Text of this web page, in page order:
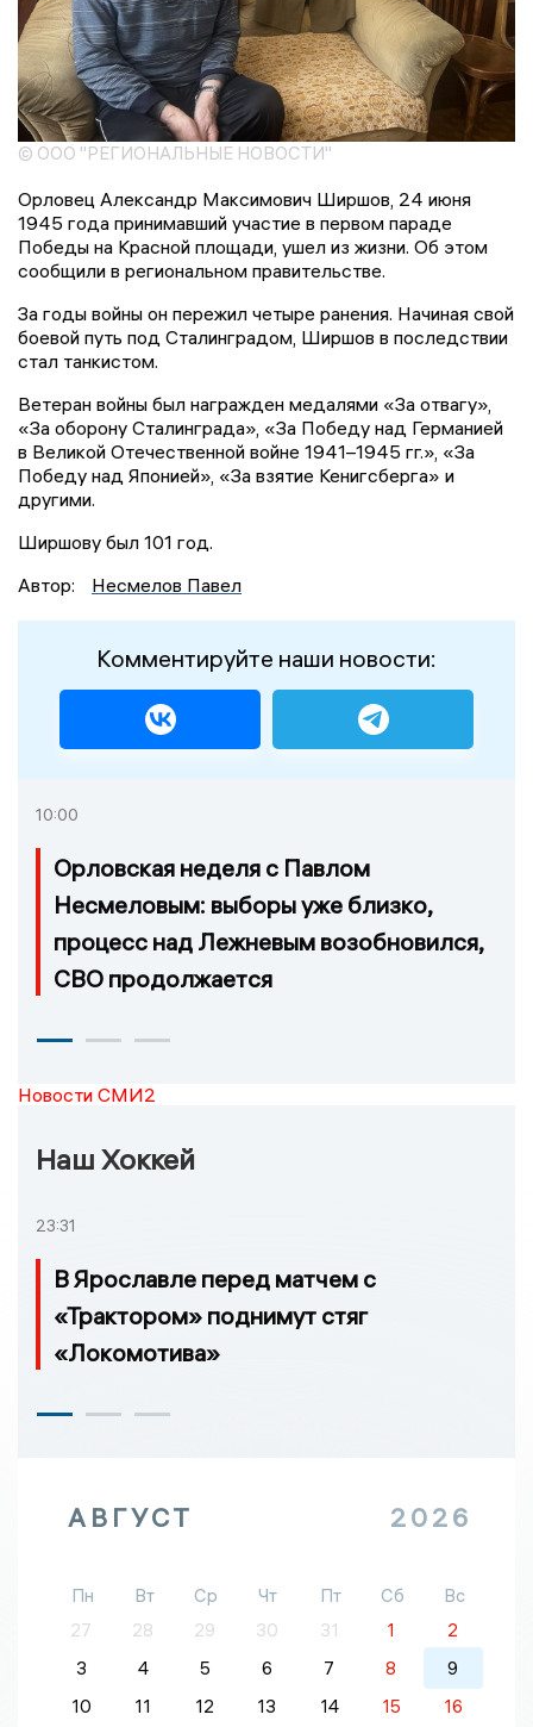
© ООО "РЕГИОНАЛЬНЫЕ НОВОСТИ"
Орловец Александр Максимович Ширшов, 24 июня
1945 года принимавший участие в первом параде
Победы на Красной площади, ушел из жизни. Об этом
сообщили в региональном правительстве.
За годы войны он пережил четыре ранения. Начиная свой
боевой путь под Сталинградом, Ширшов в последствии
стал танкистом.
Ветеран войны был награжден медалями «За отвагу»,
«За оборону Сталинграда», «За Победу над Германией
в Великой Отечественной войне 1941–1945 гг.», «За
Победу над Японией», «За взятие Кенигсберга» и
другими.
Ширшову был 101 год.
Автор:
Несмелов Павел
Комментируйте наши новости:
10:00
Орловская неделя с Павлом
Несмеловым: выборы уже близко,
процесс над Лежневым возобновился,
СВО продолжается
Новости СМИ2
Наш Хоккей
23:31
В Ярославле перед матчем с
«Трактором» поднимут стяг
«Локомотива»
АВГУСТ 2026
Пн Вт Ср Чт Пт Сб
Вс
27
28 29 30 31 1
2
3
4 5 6 7 8
9
10
11 12 13 14 15
16